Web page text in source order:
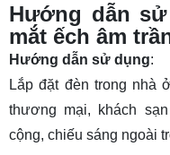
Hướng dẫn
mắt ếch âm
Hướng dẫn sử dụng:
Lắp đặt đèn trong nhà
thương mại, khách
cộng, chiếu sáng ngoài